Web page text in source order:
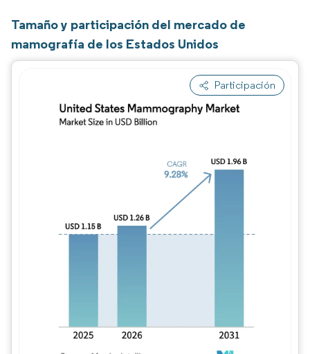
Tamaño y participación del mercado de
mamografía de los Estados Unidos
Participación